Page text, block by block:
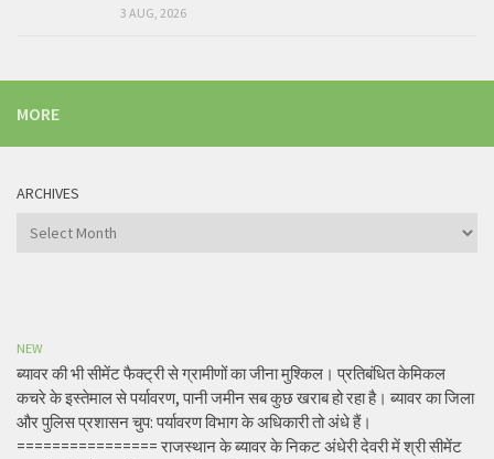
3 AUG, 2026
MORE
ARCHIVES
Archives
NEW
ब्यावर की भी सीमेंट फैक्ट्री से ग्रामीणों का जीना मुश्किल। प्रतिबंधित केमिकल
कचरे के इस्तेमाल से पर्यावरण, पानी जमीन सब कुछ खराब हो रहा है। ब्यावर का जिला
और पुलिस प्रशासन चुप: पर्यावरण विभाग के अधिकारी तो अंधे हैं।
================ राजस्थान के ब्यावर के निकट अंधेरी देवरी में श्री सीमेंट